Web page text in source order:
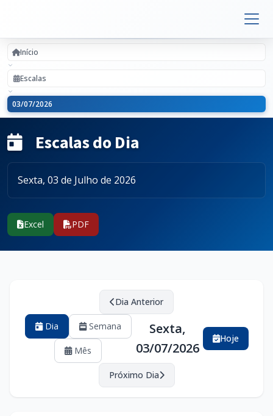
Início
Escalas
03/07/2026
Escalas do Dia
Sexta, 03 de Julho de 2026
Excel PDF
Dia Anterior
Dia Semana
Mês
Sexta,
03/07/2026
Hoje
Próximo Dia